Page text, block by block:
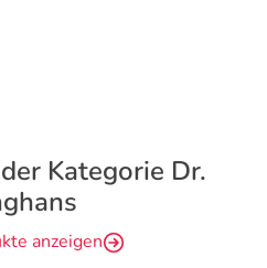
Kategorie Dr.
anzeigen